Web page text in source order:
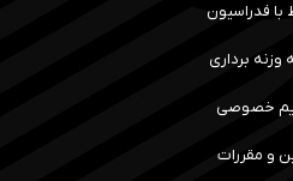
با فدراسیون
وزنه برداری
خصوصی
و مقررات